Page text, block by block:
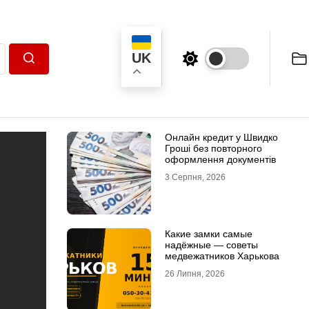
UK
Онлайн кредит у Швидко
Гроші без повторного
оформлення документів
3 Серпня, 2026
Какие замки самые
надёжные — советы
медвежатников Харькова
26 Липня, 2026